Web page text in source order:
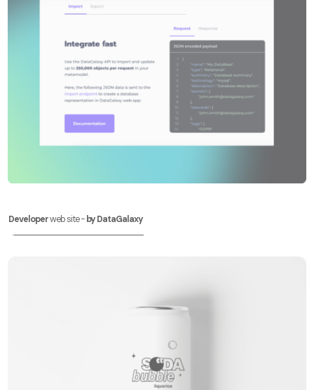
Developerweb site -by DataGalaxy